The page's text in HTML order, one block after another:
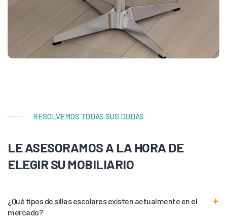
RESOLVEMOS TODAS SUS DUDAS
LE ASESORAMOS A LA HORA DE
ELEGIR SU MOBILIARIO
¿Qué tipos de sillas escolares existen actualmente en el
mercado?